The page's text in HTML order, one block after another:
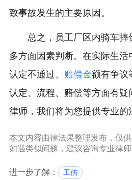
致事故发生的主要原因。
总之，员工厂区内骑车
多方面因素判断。在实际生
认定不通过、 赔偿金额有争议
认定、流程、赔偿等方面有疑
律师，我们将为您提供专业的
本文内容由律法果整理发布，仅
如遇类似问题，建议咨询专业律师
进一步了解： 工伤